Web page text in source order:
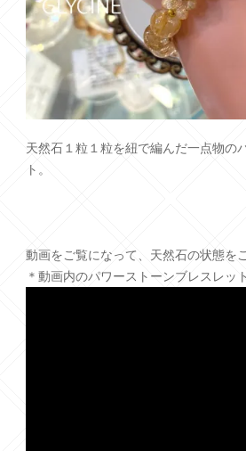
天然石１粒１粒を紐で編んだ一点物の
ト。
動画をご覧になって、天然石の状態を
＊動画内のパワーストーンブレスレッ